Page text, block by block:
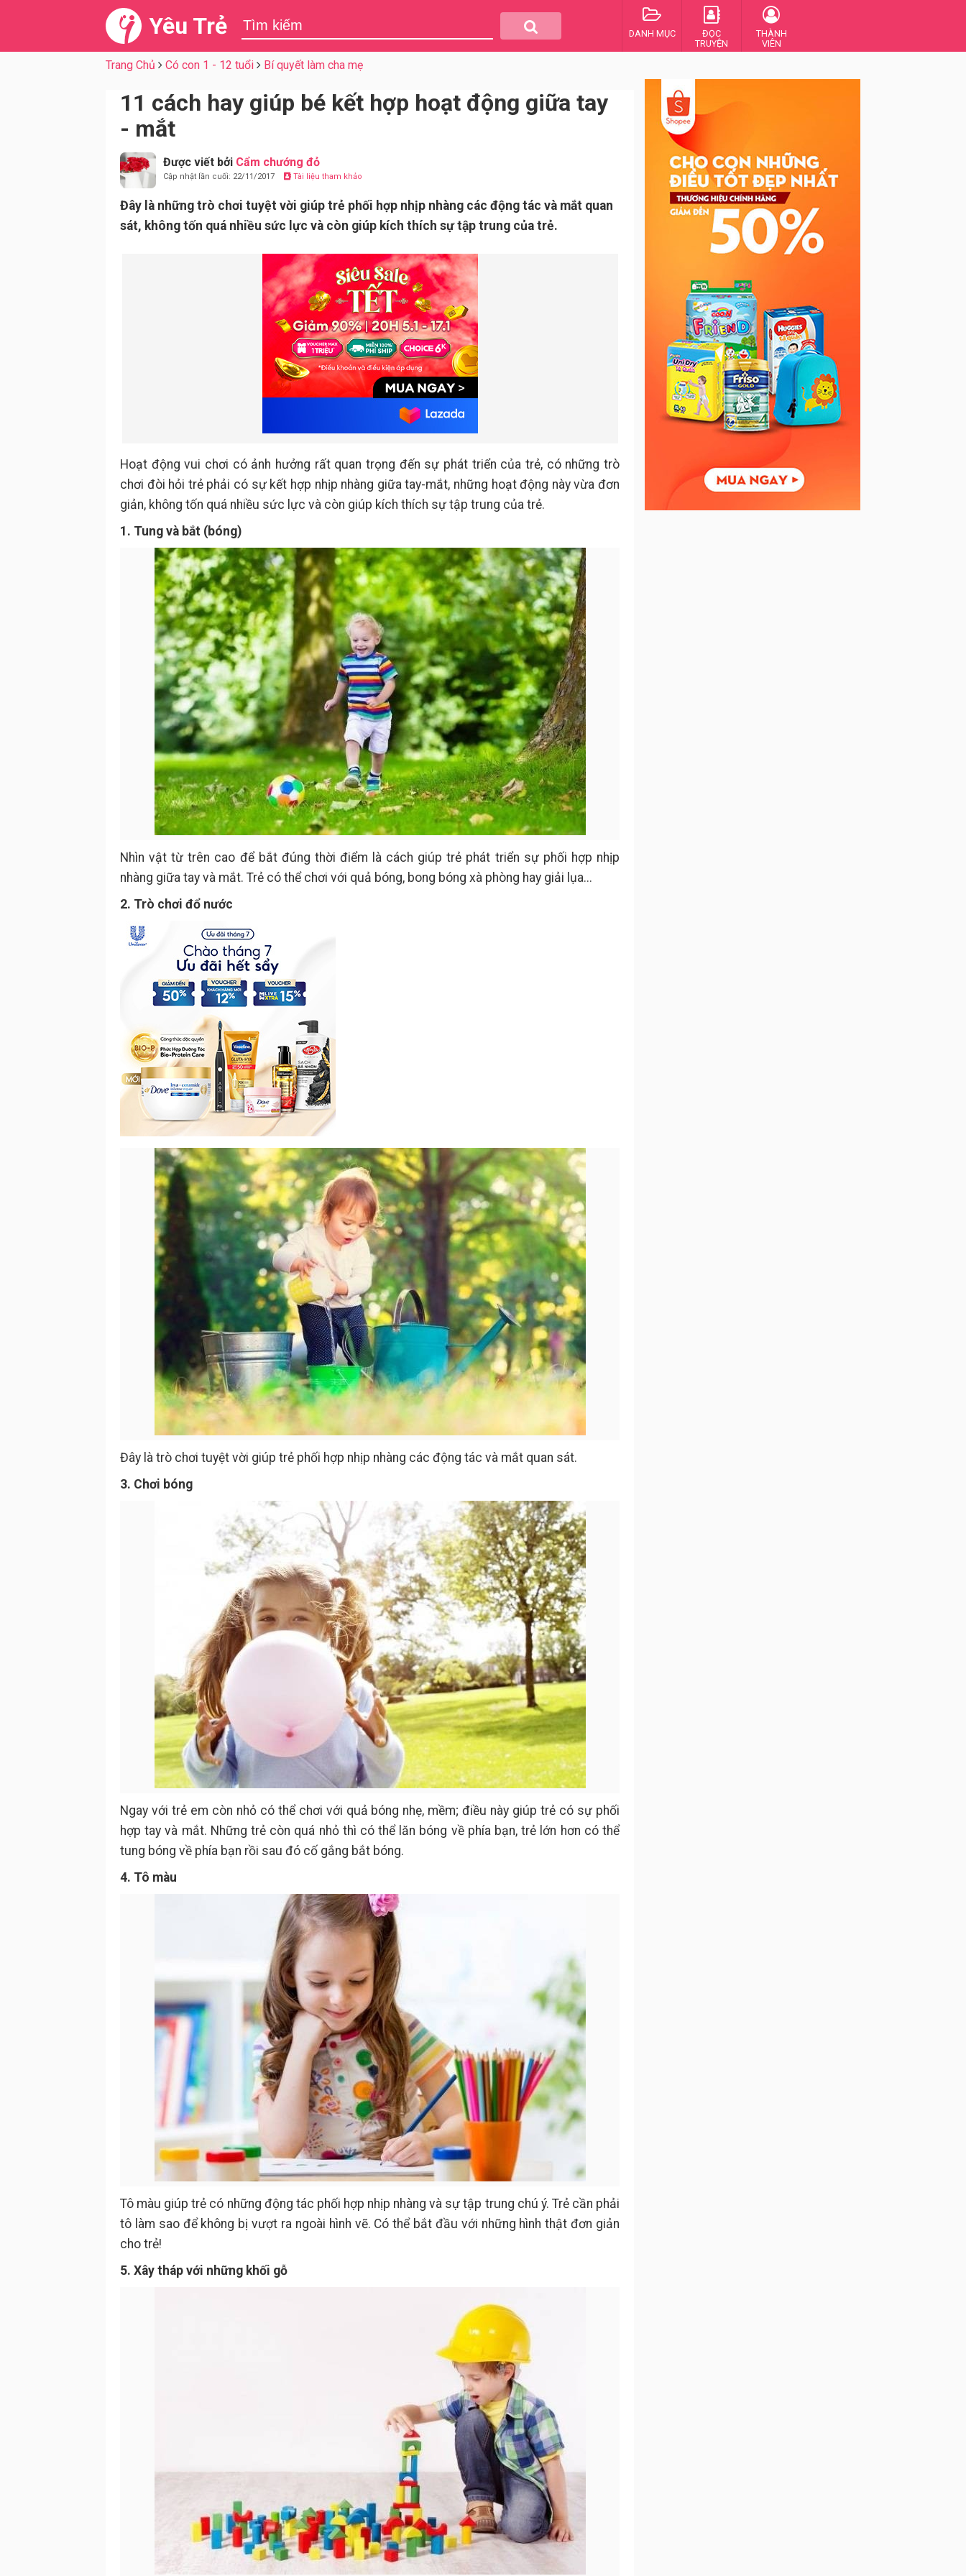
Yêu Trẻ DANH MỤC
ĐỌC
TRUYỆN
THÀNH
VIÊN
Trang Chủ Có con 1 - 12 tuổi Bí quyết làm cha mẹ
11 cách hay giúp bé kết hợp hoạt động giữa tay
- mắt
Được viết bởi Cẩm chướng đỏ
Cập nhật lần cuối: 22/11/2017 Tài liệu tham khảo
Đây là những trò chơi tuyệt vời giúp trẻ phối hợp nhịp nhàng các động tác và mắt quan
sát, không tốn quá nhiều sức lực và còn giúp kích thích sự tập trung của trẻ.
Hoạt động vui chơi có ảnh hưởng rất quan trọng đến sự phát triển của trẻ, có những trò
chơi đòi hỏi trẻ phải có sự kết hợp nhịp nhàng giữa tay-mắt, những hoạt động này vừa đơn
giản, không tốn quá nhiều sức lực và còn giúp kích thích sự tập trung của trẻ.
1. Tung và bắt (bóng)
Nhìn vật từ trên cao để bắt đúng thời điểm là cách giúp trẻ phát triển sự phối hợp nhịp
nhàng giữa tay và mắt. Trẻ có thể chơi với quả bóng, bong bóng xà phòng hay giải lụa...
2. Trò chơi đổ nước
Đây là trò chơi tuyệt vời giúp trẻ phối hợp nhịp nhàng các động tác và mắt quan sát.
3. Chơi bóng
Ngay với trẻ em còn nhỏ có thể chơi với quả bóng nhẹ, mềm; điều này giúp trẻ có sự phối
hợp tay và mắt. Những trẻ còn quá nhỏ thì có thể lăn bóng về phía bạn, trẻ lớn hơn có thể
tung bóng về phía bạn rồi sau đó cố gắng bắt bóng.
4. Tô màu
Tô màu giúp trẻ có những động tác phối hợp nhịp nhàng và sự tập trung chú ý. Trẻ cần phải
tô làm sao để không bị vượt ra ngoài hình vẽ. Có thể bắt đầu với những hình thật đơn giản
cho trẻ!
5. Xây tháp với những khối gỗ